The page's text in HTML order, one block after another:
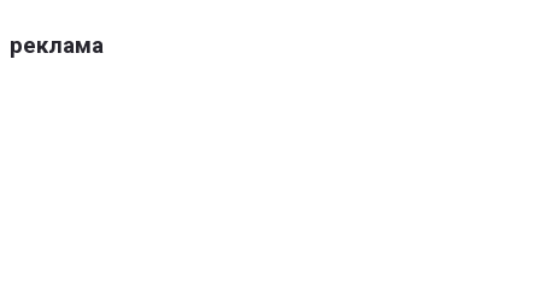
реклама